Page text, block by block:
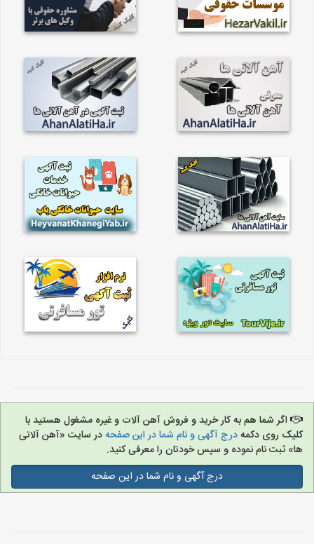
اگر شما هم به کار خرید و فروش آهن آلات و غیره مشغول هستید با
کلیک روی دکمهدرج آگهی و نام شما در این صفحهدر سایت «آهن آلاتی
ها» ثبت نام نموده و سپس خودتان را معرفی کنید.
درج آگهی و نام شما در این صفحه